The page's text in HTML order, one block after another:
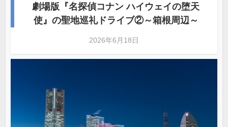
劇場版『名探偵コナン ハイウェイの堕天
使』の聖地巡礼ドライブ②～箱根周辺～
2026年6月18日